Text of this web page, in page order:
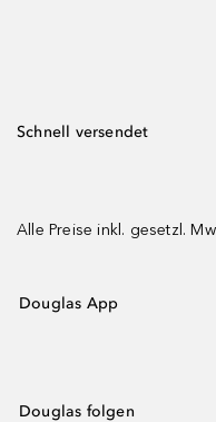
Schnell versendet
Alle Preise inkl. gesetzl.
Douglas App
Douglas folgen